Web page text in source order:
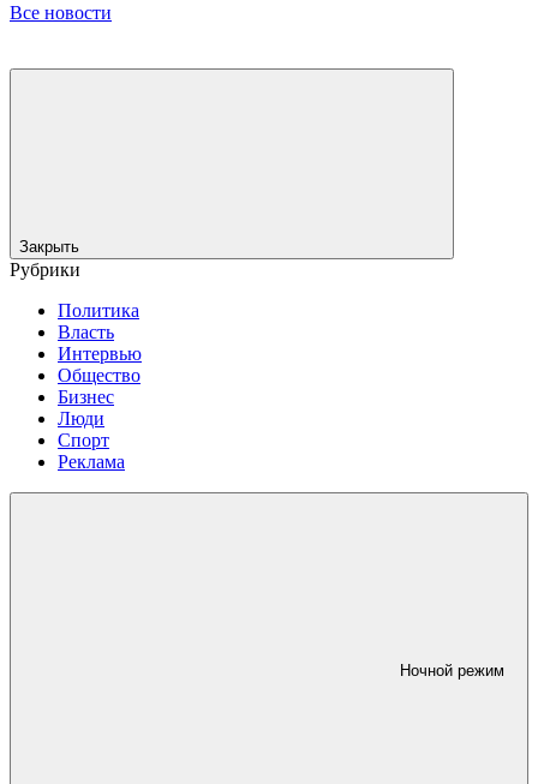
Все новости
Закрыть
Рубрики
Политика
Власть
Интервью
Общество
Бизнес
Люди
Спорт
Реклама
Ночной режим